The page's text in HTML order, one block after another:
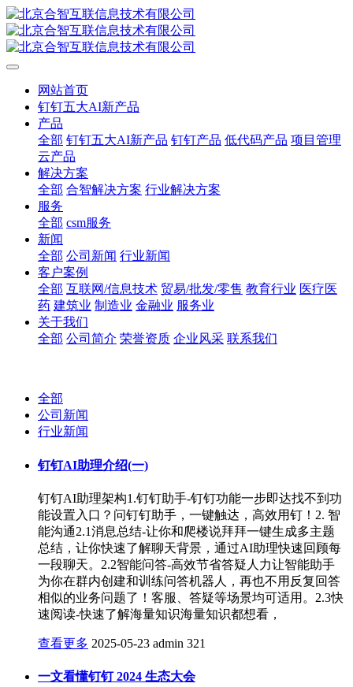
网站首页
钉钉五大AI新产品
产品
全部 钉钉五大AI新产品 钉钉产品 低代码产品 项目管理
云产品
解决方案
全部 合智解决方案 行业解决方案
服务
全部 csm服务
新闻
全部 公司新闻 行业新闻
客户案例
全部 互联网/信息技术 贸易/批发/零售 教育行业 医疗医
药 建筑业 制造业 金融业 服务业
关于我们
全部 公司简介 荣誉资质 企业风采 联系我们
全部
公司新闻
行业新闻
钉钉AI助理介绍(一)
钉钉AI助理架构1.钉钉助手-钉钉功能一步即达找不到功
能设置入口？问钉钉助手，一键触达，高效用钉！2. 智
能沟通2.1消息总结-让你和爬楼说拜拜一键生成多主题
总结，让你快速了解聊天背景，通过AI助理快速回顾每
一段聊天。2.2智能问答-高效节省答疑人力让智能助手
为你在群内创建和训练问答机器人，再也不用反复回答
相似的业务问题了！客服、答疑等场景均可适用。2.3快
速阅读-快速了解海量知识海量知识都想看，
查看更多 2025-05-23 admin 321
一文看懂钉钉 2024 生态大会